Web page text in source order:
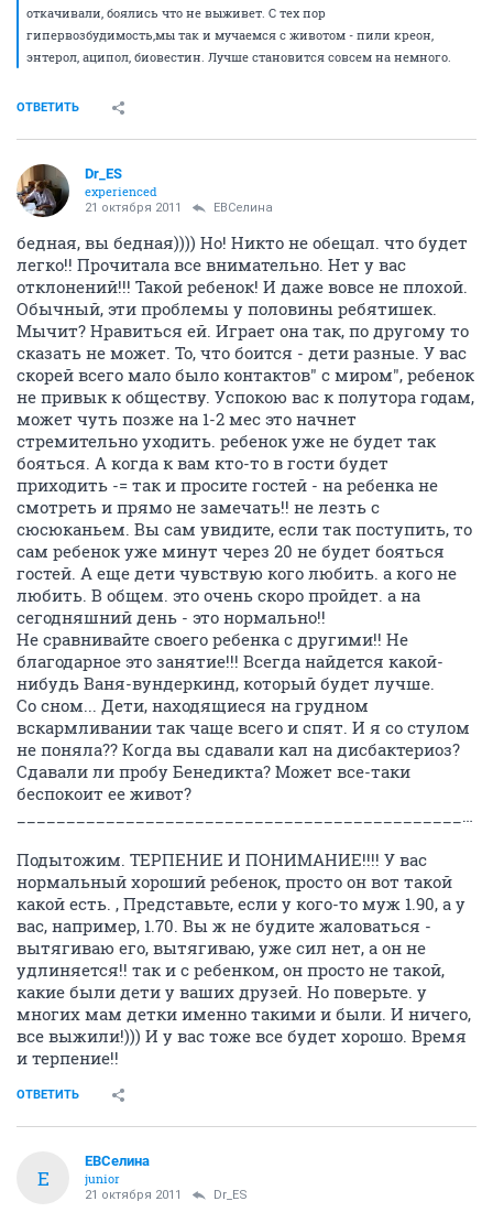
откачивали, боялись что не выживет. С тех пор
гипервозбудимость,мы так и мучаемся с животом - пили креон,
энтерол, аципол, биовестин. Лучше становится совсем на немного.
ОТВЕТИТЬ
Dr_ES
experienced
21 октября 2011 ЕВСелина
бедная, вы бедная)))) Но! Никто не обещал. что будет
легко!! Прочитала все внимательно. Нет у вас
отклонений!!! Такой ребенок! И даже вовсе не плохой.
Обычный, эти проблемы у половины ребятишек.
Мычит? Нравиться ей. Играет она так, по другому то
сказать не может. То, что боится - дети разные. У вас
скорей всего мало было контактов" с миром", ребенок
не привык к обществу. Успокою вас к полутора годам,
может чуть позже на 1-2 мес это начнет
стремительно уходить. ребенок уже не будет так
бояться. А когда к вам кто-то в гости будет
приходить -= так и просите гостей - на ребенка не
смотреть и прямо не замечать!! не лезть с
сюсюканьем. Вы сам увидите, если так поступить, то
сам ребенок уже минут через 20 не будет бояться
гостей. А еще дети чувствую кого любить. а кого не
любить. В общем. это очень скоро пройдет. а на
сегодняшний день - это нормально!!
Не сравнивайте своего ребенка с другими!! Не
благодарное это занятие!!! Всегда найдется какой-
нибудь Ваня-вундеркинд, который будет лучше.
Со сном... Дети, находящиеся на грудном
вскармливании так чаще всего и спят. И я со стулом
не поняла?? Когда вы сдавали кал на дисбактериоз?
Сдавали ли пробу Бенедикта? Может все-таки
беспокоит ее живот?
Подытожим. ТЕРПЕНИЕ И ПОНИМАНИЕ!!!! У вас
нормальный хороший ребенок, просто он вот такой
какой есть. , Представьте, если у кого-то муж 1.90, а у
вас, например, 1.70. Вы ж не будите жаловаться -
вытягиваю его, вытягиваю, уже сил нет, а он не
удлиняется!! так и с ребенком, он просто не такой,
какие были дети у ваших друзей. Но поверьте. у
многих мам детки именно такими и были. И ничего,
все выжили!))) И у вас тоже все будет хорошо. Время
и терпение!!
ОТВЕТИТЬ
Е
ЕВСелина
junior
21 октября 2011 Dr_ES